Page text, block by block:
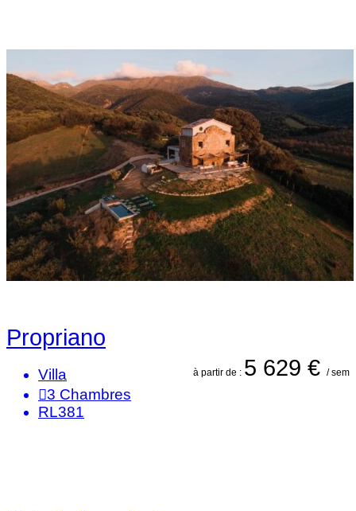
Propriano
à partir de : 5 629 € / sem
Villa
3 Chambres
RL381